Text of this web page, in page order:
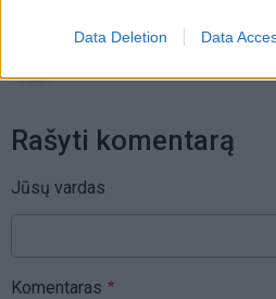
Data Deletion Data
Rašyti komentarą
Jūsų vardas
Komentaras